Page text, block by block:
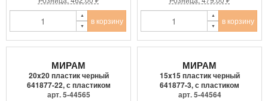
в корзину в корзину
МИРАМ
20x20 пластик черный
641877-22, с пластиком
арт. 5-44565
МИРАМ
15x15 пластик черный
641877-3, с пластиком
арт. 5-44564